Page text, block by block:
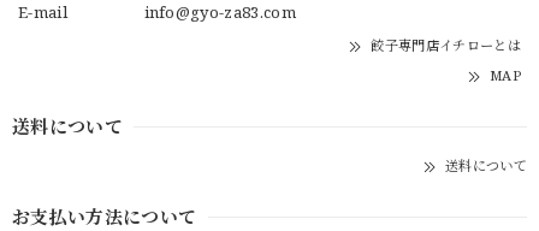
E-mail
info@gyo-za83.com
餃子専門店イチローとは
MAP
送料について
送料について
お支払い方法について